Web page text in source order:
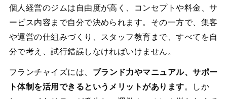
個人経営のジムは自由度が高く、コンセプトや料金、サ
ービス内容まで自分で決められます。その一方で、集客
や運営の仕組みづくり、スタッフ教育まで、すべてを自
分で考え、試行錯誤しなければいけません。
フランチャイズには、 ブランド力やマニュアル、サポー
ト体制を活用できるというメリットがあります。しか